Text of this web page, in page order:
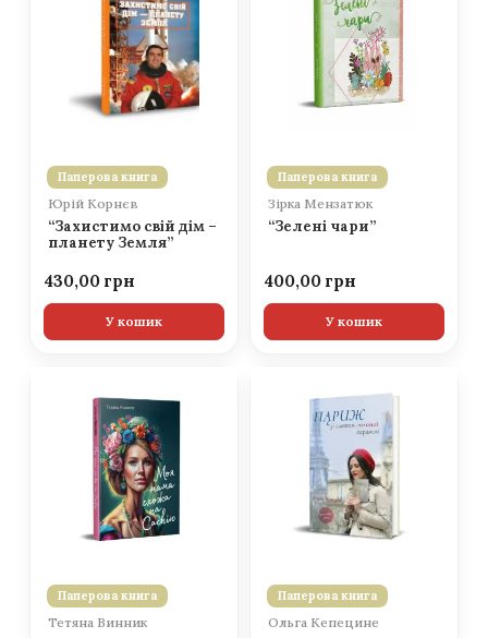
Паперова книга
Юрій Корнєв
“Захистимо свій дім –
планету Земля”
430,00
У кошик
Паперова книга
Зірка Мензатюк
“Зелені чари”
400,00
У кошик
Паперова книга
Тетяна Винник
Паперова книга
Ольга Кепецине